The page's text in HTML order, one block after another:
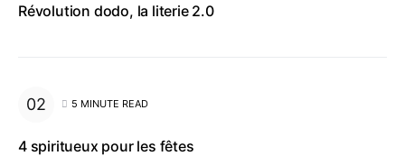
Révolution dodo, la literie 2.0
5 MINUTE READ
4 spiritueux pour les fêtes